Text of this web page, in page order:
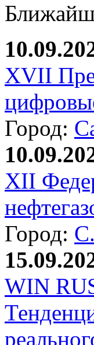
XVII
Город:
XII
Город:
WIN